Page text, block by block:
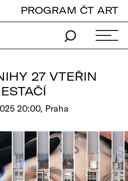
PROGRAM ČT ART
27 VTEŘIN
20:00, Praha